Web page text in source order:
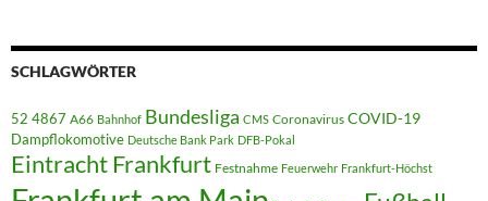
SCHLAGWÖRTER
52 4867 A66 Bahnhof Bundesliga CMS Coronavirus COVID-19
Dampflokomotive Deutsche Bank Park DFB-Pokal
Eintracht Frankfurt Festnahme Feuerwehr Frankfurt-Höchst